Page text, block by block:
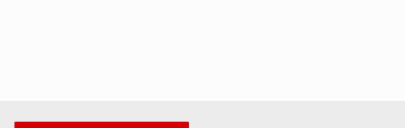
Al archivo la mitad de quejas contra el Siapa